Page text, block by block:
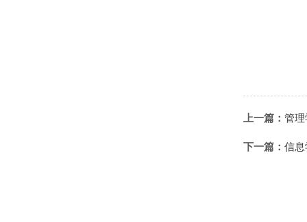
上一篇： 管
下一篇： 信